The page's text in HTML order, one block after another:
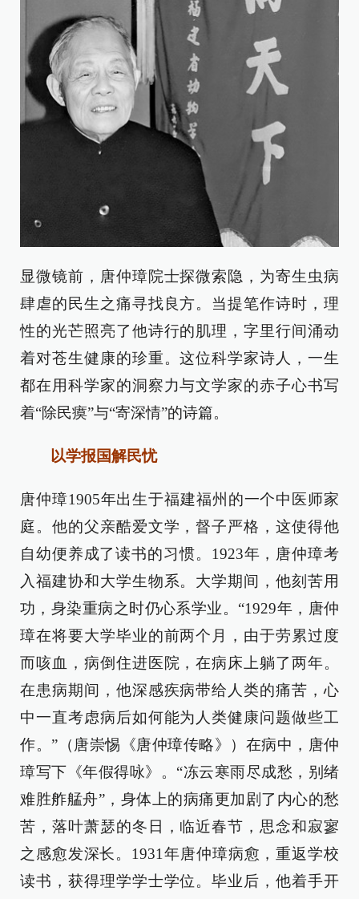
显微镜前，唐仲璋院士探微索隐，为寄生虫病
肆虐的民生之痛寻找良方。当提笔作诗时，理
性的光芒照亮了他诗行的肌理，字里行间涌动
着对苍生健康的珍重。这位科学家诗人，一生
都在用科学家的洞察力与文学家的赤子心书写
着“除民瘼”与“寄深情”的诗篇。
以学报国解民忧
唐仲璋1905年出生于福建福州的一个中医师家
庭。他的父亲酷爱文学，督子严格，这使得他
自幼便养成了读书的习惯。1923年，唐仲璋考
入福建协和大学生物系。大学期间，他刻苦用
功，身染重病之时仍心系学业。“1929年，唐仲
璋在将要大学毕业的前两个月，由于劳累过度
而咳血，病倒住进医院，在病床上躺了两年。
在患病期间，他深感疾病带给人类的痛苦，心
中一直考虑病后如何能为人类健康问题做些工
作。”（唐崇惕《唐仲璋传略》）在病中，唐仲
璋写下《年假得咏》。“冻云寒雨尽成愁，别绪
难胜舴艋舟”，身体上的病痛更加剧了内心的愁
苦，落叶萧瑟的冬日，临近春节，思念和寂寥
之感愈发深长。1931年唐仲璋病愈，重返学校
读书，获得理学学士学位。毕业后，他着手开